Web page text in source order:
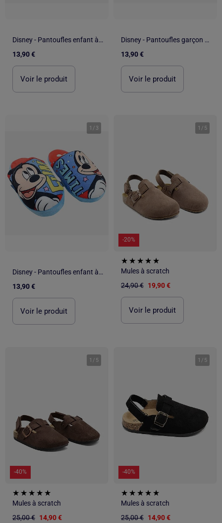
Disney - Pantoufles enfant à motif
13,90 €
Voir le produit
Disney - Pantoufles garçon pour enfant à motif
13,90 €
Voir le produit
1 / 3
Disney - Pantoufles enfant à motif
13,90 €
Voir le produit
1 / 5
-20%
Mules à scratch
24,90 € 19,90 €
Voir le produit
1 / 5
-40%
Mules à scratch
25,00 € 14,90 €
1 / 5
-40%
Mules à scratch
25,00 € 14,90 €